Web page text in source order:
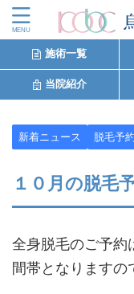
施術一覧
当院紹介
新着ニュース 脱毛予
１０月の脱毛
全身脱毛のご予
間帯となりますの